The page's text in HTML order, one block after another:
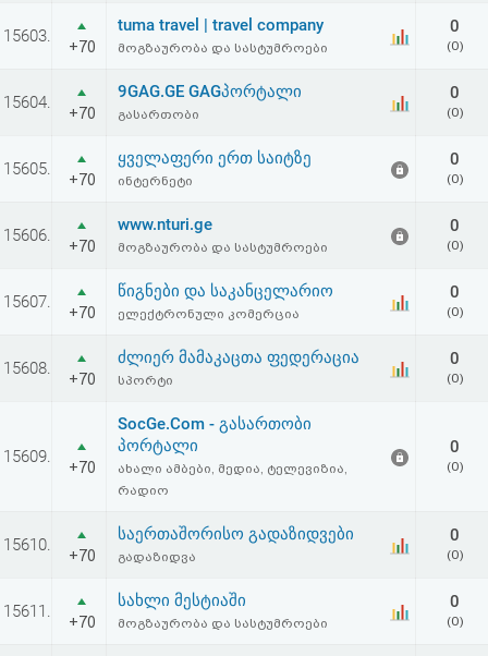
ავტორიზაცია
რეგისტრაცია
აღდგენა
HTML
კოდი
სალიცენზიო
შეთანხმება
პასუხისმგებლობის
15603.
+70
tuma travel | travel company
მოგზაურობა და სასტუმროები
0
(0)
15604.
+70
9GAG.GE GAGპორტალი
გასართობი
0
(0)
15605.
+70
ყველაფერი ერთ საიტზე
ინტერნეტი
0
(0)
15606.
+70
www.nturi.ge
მოგზაურობა და სასტუმროები
0
(0)
15607.
+70
წიგნები და საკანცელარიო
ელექტრონული კომერცია
0
(0)
15608.
+70
ძლიერ მამაკაცთა ფედერაცია
სპორტი
0
(0)
15609.
+70
SocGe.Com - გასართობი
პორტალი
ახალი ამბები, მედია, ტელევიზია,
რადიო
0
(0)
15610.
+70
საერთაშორისო გადაზიდვები
გადაზიდვა
0
(0)
15611.
+70
სახლი მესტიაში
მოგზაურობა და სასტუმროები
0
(0)